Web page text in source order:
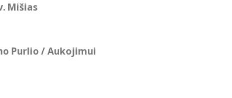
Mišias
Purlio / Aukojimui